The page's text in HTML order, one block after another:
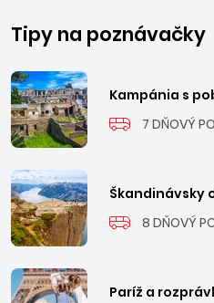
Tipy na poznávačky
Kampánia s
7 DŇOVÝ
Škandinávsky
8 DŇOVÝ
Paríž a